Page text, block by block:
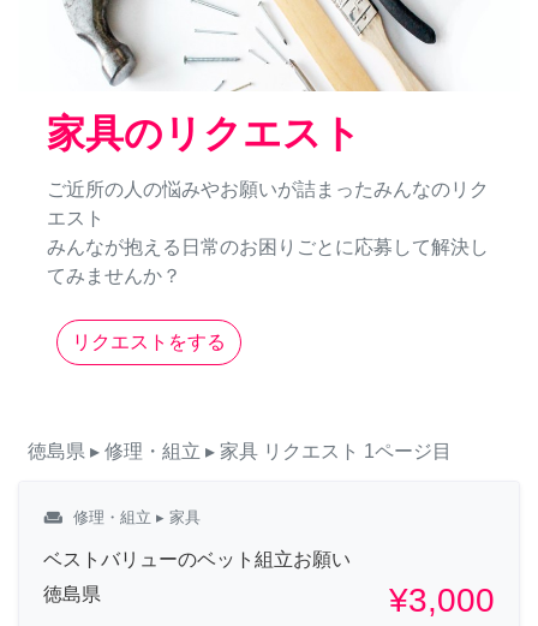
家具のリクエスト
ご近所の人の悩みやお願いが詰まったみんなのリク
エスト
みんなが抱える日常のお困りごとに応募して解決し
てみませんか？
リクエストをする
徳島県 ▸ 修理・組立 ▸ 家具 リクエスト 1ページ目
weekend 修理・組立 ▸ 家具
ベストバリューのベット組立お願い
徳島県
¥3,000